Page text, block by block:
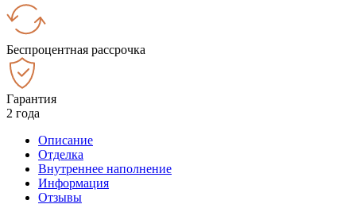
Беспроцентная рассрочка
Гарантия
2 года
Описание
Отделка
Внутреннее наполнение
Информация
Отзывы